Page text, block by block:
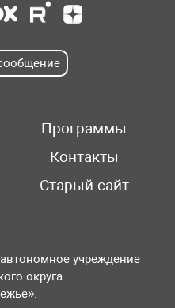
Программы
Контакты
Старый сайт
учреждение
округа